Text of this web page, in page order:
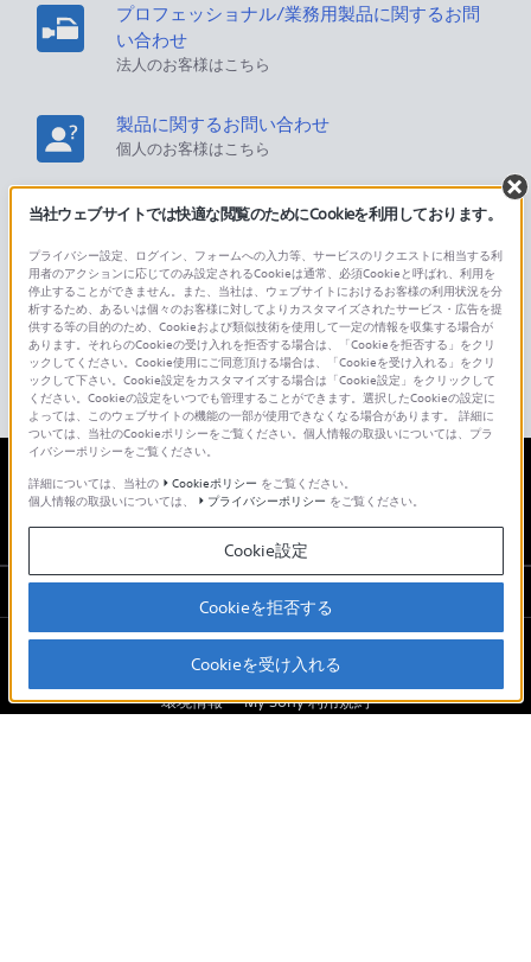
プロフェッショナル/業務用製品に関するお問
い合わせ
法人のお客様はこちら
製品に関するお問い合わせ
個人のお客様はこちら
ソニーストアでのお買い物に関するご利用ガイ
ド・お問い合わせ
ソニーストアのご利用方法・サービスに関してのご案
内はこちら
海外仕様製品
オーバーシーズモデルに関してのご案内はこちら
日本
採用情報 特約店のご案内
環境情報
My Sony 利用規約
当社ウェブサイトでは快適な閲覧のためにCookieを利用しております。
プライバシー設定、ログイン、フォームへの入力等、サービスのリクエストに相当する利
用者のアクションに応じてのみ設定されるCookieは通常、必須Cookieと呼ばれ、利用を
停止することができません。また、当社は、ウェブサイトにおけるお客様の利用状況を分
析するため、あるいは個々のお客様に対してよりカスタマイズされたサービス・広告を提
供する等の目的のため、Cookieおよび類似技術を使用して一定の情報を収集する場合が
あります。それらのCookieの受け入れを拒否する場合は、「Cookieを拒否する」をクリ
ックしてください。Cookie使用にご同意頂ける場合は、「Cookieを受け入れる」をクリ
ックして下さい。Cookie設定をカスタマイズする場合は「Cookie設定」をクリックして
ください。Cookieの設定をいつでも管理することができます。選択したCookieの設定に
よっては、このウェブサイトの機能の一部が使用できなくなる場合があります。 詳細に
ついては、当社のCookieポリシーをご覧ください。個人情報の取扱いについては、プラ
イバシーポリシーをご覧ください。
詳細については、当社の
Cookieポリシー をご覧ください。
個人情報の取扱いについては、
プライバシーポリシー をご覧ください。
Cookie設定
Cookieを拒否する
Cookieを受け入れる